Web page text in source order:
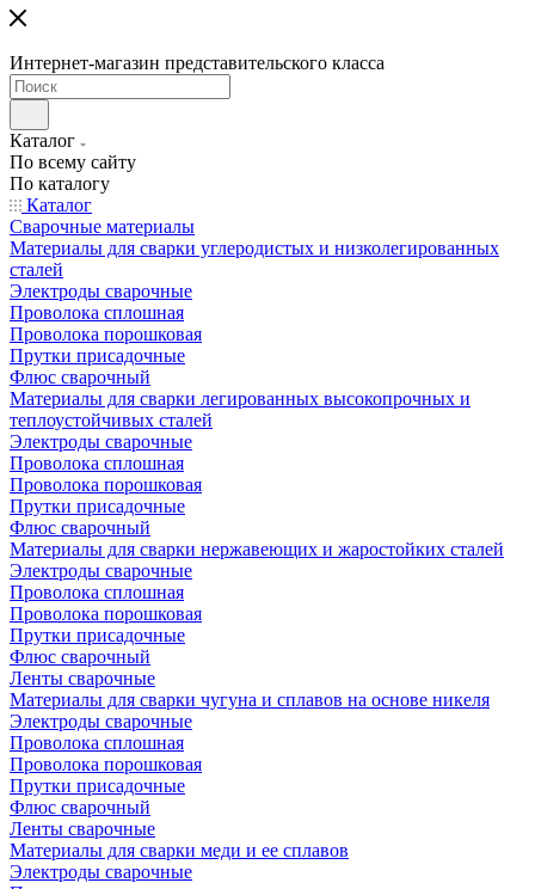
Интернет-магазин представительского класса
Каталог
По всему сайту
По каталогу
Каталог
Сварочные материалы
Материалы для сварки углеродистых и низколегированных
сталей
Электроды сварочные
Проволока сплошная
Проволока порошковая
Прутки присадочные
Флюс сварочный
Материалы для сварки легированных высокопрочных и
теплоустойчивых сталей
Электроды сварочные
Проволока сплошная
Проволока порошковая
Прутки присадочные
Флюс сварочный
Материалы для сварки нержавеющих и жаростойких сталей
Электроды сварочные
Проволока сплошная
Проволока порошковая
Прутки присадочные
Флюс сварочный
Ленты сварочные
Материалы для сварки чугуна и сплавов на основе никеля
Электроды сварочные
Проволока сплошная
Проволока порошковая
Прутки присадочные
Флюс сварочный
Ленты сварочные
Материалы для сварки меди и ее сплавов
Электроды сварочные